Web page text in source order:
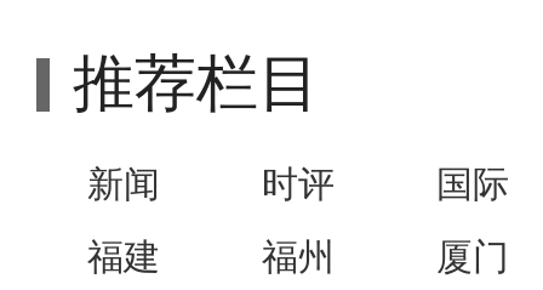
推荐栏目
新闻 时评
国际
福建
福州 厦门